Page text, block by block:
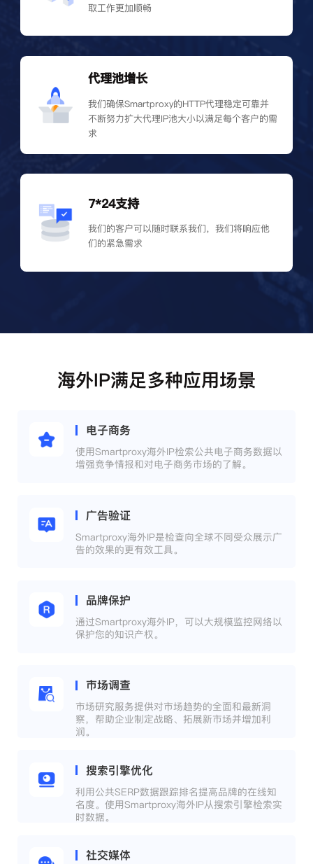
取工作更加顺畅
代理池增长
我们确保Smartproxy的HTTP代理稳定可靠并
不断努力扩大代理IP池大小以满足每个客户的需
求
7*24支持
我们的客户可以随时联系我们，我们将响应他
们的紧急需求
海外IP满足多种应用场景
电子商务
使用Smartproxy海外IP检索公共电子商务数据以
增强竞争情报和对电子商务市场的了解。
广告验证
Smartproxy海外IP是检查向全球不同受众展示广
告的效果的更有效工具。
品牌保护
通过Smartproxy海外IP，可以大规模监控网络以
保护您的知识产权。
市场调查
市场研究服务提供对市场趋势的全面和最新洞
察，帮助企业制定战略、拓展新市场并增加利
润。
搜索引擎优化
利用公共SERP数据跟踪排名提高品牌的在线知
名度。使用Smartproxy海外IP从搜索引擎检索实
时数据。
社交媒体